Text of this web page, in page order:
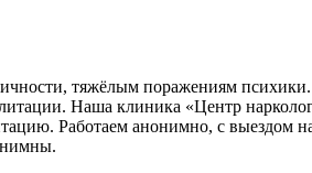
тяжёлым поражениям
Наша клиника «Центр
Работаем анонимно, с выездом